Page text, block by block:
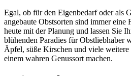
Egal, ob für den Eigenbedarf oder als
angebaute Obstsorten sind immer eine
heute mit der Planung und lassen Sie
blühenden Paradies für Obstliebhaber
Äpfel, süße Kirschen und viele
einem wahren Genussort machen.